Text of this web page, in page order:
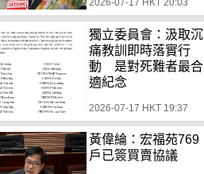
2026-07-17 HKT 20:03
獨立委員會：汲取沉
痛教訓即時落實行
動 是對死難者最合
適紀念
2026-07-17 HKT 19:37
黃偉綸：宏福苑769
戶已簽買賣協議